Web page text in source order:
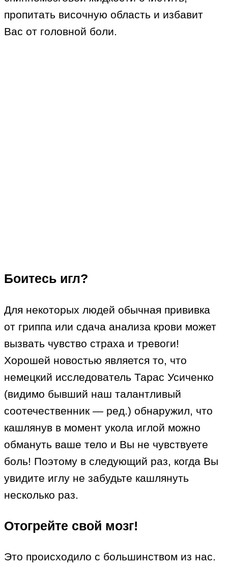
пропитать височную область и избавит
Вас от головной боли.
Боитесь игл?
Для некоторых людей обычная прививка
от гриппа или сдача анализа крови может
вызвать чувство страха и тревоги!
Хорошей новостью является то, что
немецкий исследователь Тарас Усиченко
(видимо бывший наш талантливый
соотечественник — ред.) обнаружил, что
кашлянув в момент укола иглой можно
обмануть ваше тело и Вы не чувствуете
боль! Поэтому в следующий раз, когда Вы
увидите иглу не забудьте кашлянуть
несколько раз.
Отогрейте свой мозг!
Это происходило с большинством из нас.